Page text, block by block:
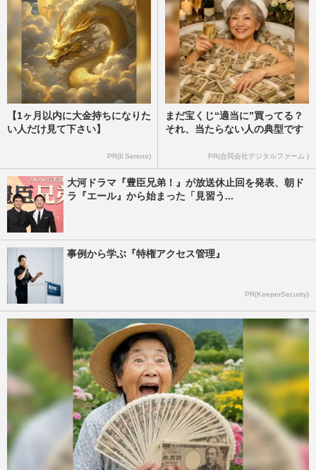
【1ヶ月以内に大金持ちになりた
い人だけ見て下さい】
PR(Il Sereno)
まだ宝くじ“適当に”買ってる？
それ、当たらない人の典型です
PR(合同会社デジタルファーム )
大河ドラマ『豊臣兄弟！』が放送休止回を発表、朝ド
ラ『エール』から始まった「見習う...
事例から学ぶ『特権アクセス管理』
PR(KeeperSecurity)